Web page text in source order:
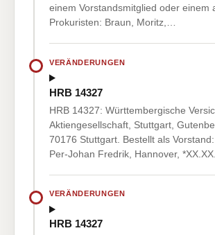
einem Vorstandsmitglied oder einem
Prokuristen: Braun, Moritz,…
VERÄNDERUNGEN
HRB 14327
HRB 14327: Württembergische
Aktiengesellschaft, Stuttgart,
70176 Stuttgart. Bestellt als Vorstand:
Per-Johan Fredrik, Hannover,
VERÄNDERUNGEN
HRB 14327